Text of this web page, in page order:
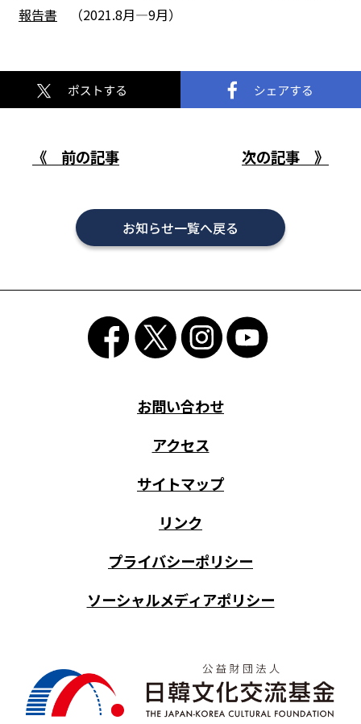
報告書 （2021.8月―9月）
《 前の記事 次の記事 》
お知らせ一覧へ戻る
お問い合わせ
アクセス
サイトマップ
リンク
プライバシーポリシー
ソーシャルメディアポリシー